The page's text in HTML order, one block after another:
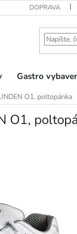
DOPRAVA
Gastro
O1, poltopánka
O1,